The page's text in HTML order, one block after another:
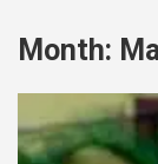
Month: